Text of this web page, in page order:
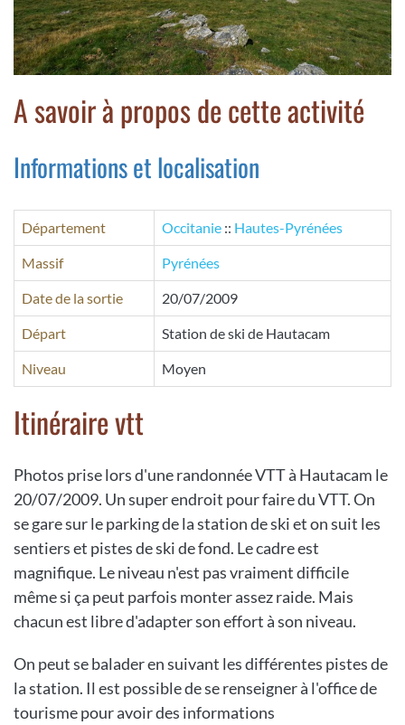
A savoir à propos de cette activité
Informations et localisation
Département Occitanie :: Hautes-Pyrénées
Massif Pyrénées
Date de la sortie 20/07/2009
Départ Station de ski de Hautacam
Niveau Moyen
Itinéraire vtt
Photos prise lors d'une randonnée VTT à Hautacam le
20/07/2009. Un super endroit pour faire du VTT. On
se gare sur le parking de la station de ski et on suit les
sentiers et pistes de ski de fond. Le cadre est
magnifique. Le niveau n'est pas vraiment difficile
même si ça peut parfois monter assez raide. Mais
chacun est libre d'adapter son effort à son niveau.
On peut se balader en suivant les différentes pistes de
la station. Il est possible de se renseigner à l'office de
tourisme pour avoir des informations